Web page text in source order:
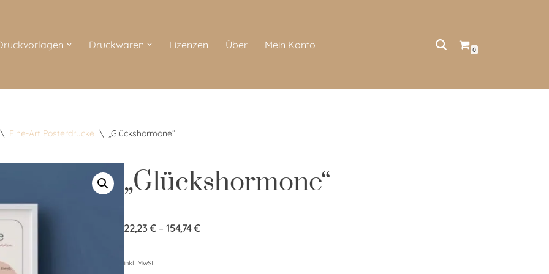
Druckwaren Lizenzen Über Mein Konto 0
\ Fine-Art Posterdrucke \ „Glückshormone“
„Glückshormone“
22,23 €– 154,74€
inkl. MwSt.